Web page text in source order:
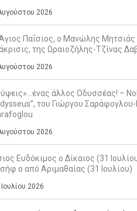
2026
Παΐσιος, ο Μανώλης Μητσιάς
της Ωραιοζήλης-Τζίνας
2026
άλλος Οδυσσέας! –
του Γιώργου
2026
Ευδόκιμος ο Δίκαιος (31
ο από Αριμαθαίας (31 Ιουλίου)
2026